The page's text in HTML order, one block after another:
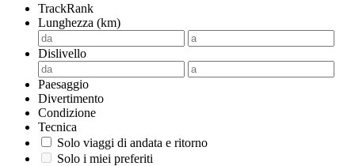
TrackRank
Lunghezza (km)
Dislivello
Paesaggio
Divertimento
Condizione
Tecnica
Solo viaggi di andata e ritorno
Solo i miei preferiti